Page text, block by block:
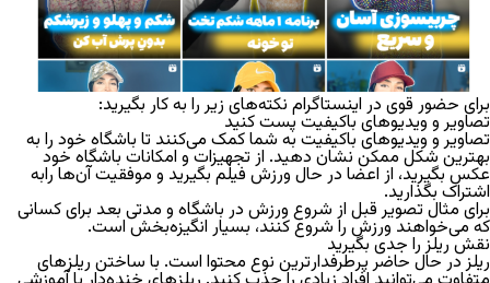
برای حضور قوی در اینستاگرام نکته‌های زیر را به کار بگیرید:
تصاویر و ویدیوهای باکیفیت پست کنید
تصاویر و ویدیوهای باکیفیت به شما کمک می‌کنند تا باشگاه خود را به
بهترین شکل ممکن نشان دهید. از تجهیزات و امکانات باشگاه خود
عکس بگیرید، از اعضا در حال ورزش فیلم بگیرید و موفقیت آن‌ها رابه
اشتراک بگذارید.
برای مثال تصویر قبل از شروع ورزش در باشگاه و مدتی بعد برای کسانی
که می‌خواهند ورزش را شروع کنند، بسیار انگیزه‌بخش است.
نقش ریلز را جدی بگیرید
ریلز در‌ حال حاضر پر‌طرفدار‌ترین نوع محتوا است. با ساختن ریلز‌های